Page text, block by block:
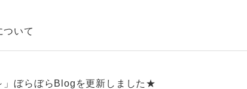
ついて
」ぼらぼらBlogを更新しました★